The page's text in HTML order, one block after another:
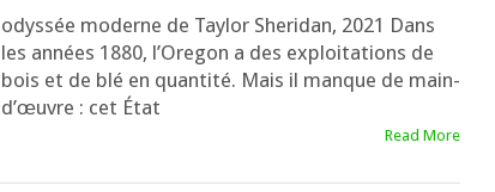
odys­sée moderne de Taylor Sheridan, 2021 Dans
les années 1880, l’Oregon a des exploi­ta­tions de
bois et de blé en quan­ti­té. Mais il manque de main-
d’œuvre : cet État
Read More